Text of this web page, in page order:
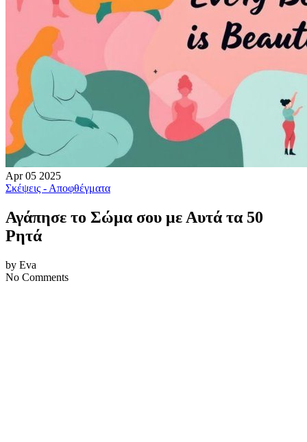
Apr 05 2025
Σκέψεις - Αποφθέγματα
Αγάπησε το Σώμα σου με Αυτά τα 50
Ρητά
by Eva
No Comments